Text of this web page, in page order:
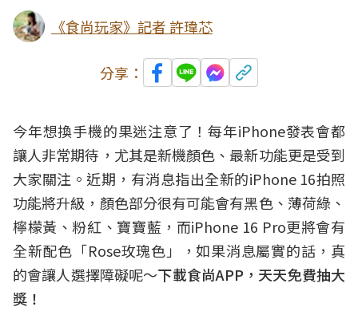
《食尚玩家》記者 許瑋芯
分享：
今年想換手機的果迷注意了！每年iPhone發表會都
讓人非常期待，尤其是新機顏色、最新功能更是受到
大家關注。近期，有消息指出全新的iPhone 16拍照
功能將升級，顏色部分很有可能會有黑色、薄荷綠、
檸檬黃、粉紅、寶寶藍，而iPhone 16 Pro更將會有
全新配色「Rose玫瑰色」，如果消息屬實的話，真
的會讓人選擇障礙呢～下載食尚APP，天天免費抽大
獎！